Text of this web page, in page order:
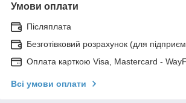
Умови оплати
Післяплата
Безготівковий розрахунок (для
Оплата карткою Visa, Mastercard -
Всі умови оплати